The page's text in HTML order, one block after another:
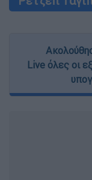
Live όλες οι